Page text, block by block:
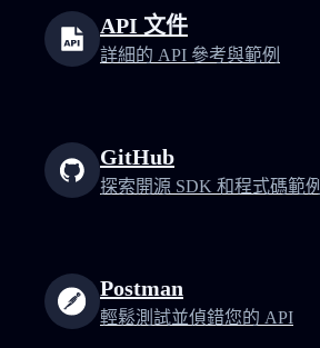
API 文件
詳細的 API 參考與範例
GitHub
探索開源 SDK 和程式碼範例
Postman
輕鬆測試並偵錯您的 API